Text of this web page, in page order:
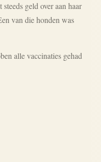
geld over aan haar
van die honden was
alle vaccinaties gehad